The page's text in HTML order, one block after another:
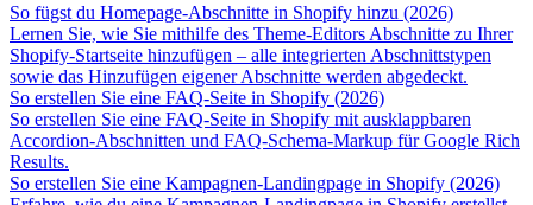
So fügst du Homepage-Abschnitte in Shopify hinzu (2026)
Lernen Sie, wie Sie mithilfe des Theme-Editors Abschnitte zu Ihrer
Shopify-Startseite hinzufügen – alle integrierten Abschnittstypen
sowie das Hinzufügen eigener Abschnitte werden abgedeckt.
So erstellen Sie eine FAQ-Seite in Shopify (2026)
So erstellen Sie eine FAQ-Seite in Shopify mit ausklappbaren
Accordion-Abschnitten und FAQ-Schema-Markup für Google Rich
Results.
So erstellen Sie eine Kampagnen-Landingpage in Shopify (2026)